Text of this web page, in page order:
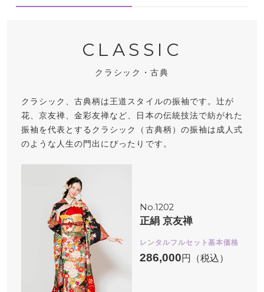
CLASSIC
クラシック・古典
クラシック、古典柄は王道スタイルの振袖です。辻が
花、京友禅、金彩友禅など、日本の伝統技法で紡がれた
振袖を代表とするクラシック（古典柄）の振袖は成人式
のような人生の門出にぴったりです。
No.1202
正絹 京友禅
レンタルフルセット基本価格
286,000円（税込）